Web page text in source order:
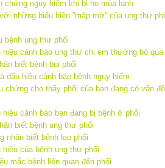
chứng nguy hiểm khi bị ho mùa lạnh
những biểu hiện “mập mờ” của ung thư
bệnh ung thư phổi
hiệu cảnh báo ung thư chị em thường bỏ qua
biết bệnh bụi phổi
dấu hiệu cảnh báo bệnh nguy hiểm
chứng cho thấy phổi của bạn đang có vấn
hiệu cảnh báo bạn đang bị bệnh ở phổi
biết bệnh ung thư phổi
nhận biết bệnh lao phổi
hiệu của bệnh ung thư phổi
mắc bệnh liên quan đến phổi